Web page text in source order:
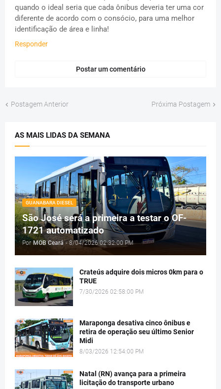
quando o ideal seria que cada ônibus deveria ter uma cor
diferente de acordo com o consócio, para uma melhor
identificação de área e linha!
Responder
Postar um comentário
Postagem Anterior Próxima Postagem
AS MAIS LIDAS DA SEMANA
GUANABARA DIESEL
São José será a primeira a testar o OF-
1721 automatizado
Por MOB Ceará - 8/04/2026 02:32:00 PM
Crateús adquire dois micros 0km para o
TRUE
7/30/2026 02:58:00 PM
Maraponga desativa cinco ônibus e
retira de operação seu último Senior
Midi
8/03/2026 12:54:00 PM
Natal (RN) avança para a primeira
licitação do transporte urbano